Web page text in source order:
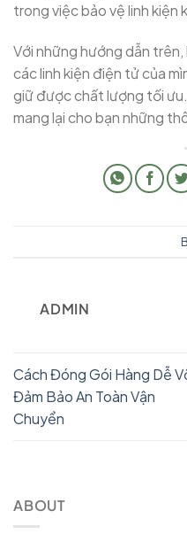
trong việc bảo vệ linh kiện
Với những hướng dẫn
các linh kiện điện tử của
giữ được chất lượng tối
mang lại cho bạn những
ADMIN
Cách Đóng Gói Hàng Dễ
Đảm Bảo An Toàn Vận
Chuyển
ABOUT